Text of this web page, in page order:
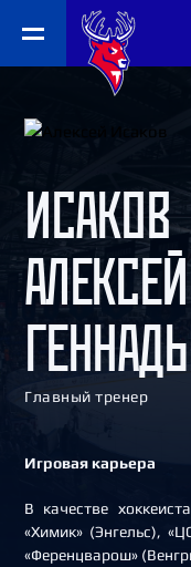
ИСАКОВ
АЛЕКСЕЙ
Главный тренер
Игровая карьера
В качестве
«Химик» (Энгельс),
«Ференцварош»